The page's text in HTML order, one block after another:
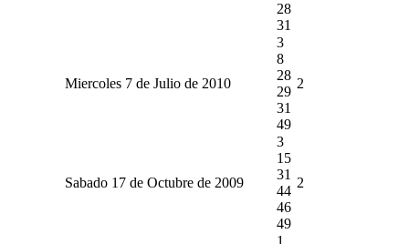
28
31
Miercoles 7 de Julio de 2010
3
8
28
29
31
49
2
Sabado 17 de Octubre de 2009
3
15
31
44
46
49
2
1